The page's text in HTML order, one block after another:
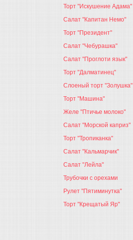
Торт "Искушение Адама"
Салат "Капитан Немо"
Торт "Президент"
Салат "Чебурашка"
Салат "Проглоти язык"
Торт "Далматинец"
Слоеный торт "Золушка"
Торт "Машина"
Желе "Птичье молоко"
Салат "Морской каприз"
Торт "Тропиканка"
Салат "Кальмарчик"
Салат "Лейла"
Трубочки с орехами
Рулет "Пятиминутка"
Торт "Крещатый Яр"